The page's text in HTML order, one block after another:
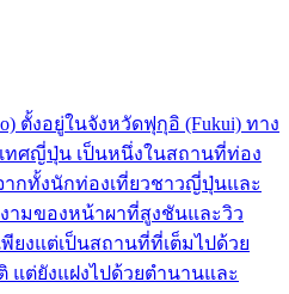
ตั้งอยู่ในจังหวัดฟุกุอิ (Fukui) ทาง
ทศญี่ปุ่น เป็นหนึ่งในสถานที่ท่อง
กทั้งนักท่องเที่ยวชาวญี่ปุ่นและ
ามของหน้าผาที่สูงชันและวิว
ยงแต่เป็นสถานที่ที่เต็มไปด้วย
แต่ยังแฝงไปด้วยตำนานและ